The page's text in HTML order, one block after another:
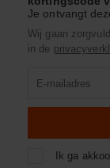
Je ontvangt
Wij gaan
in de
Ik ga